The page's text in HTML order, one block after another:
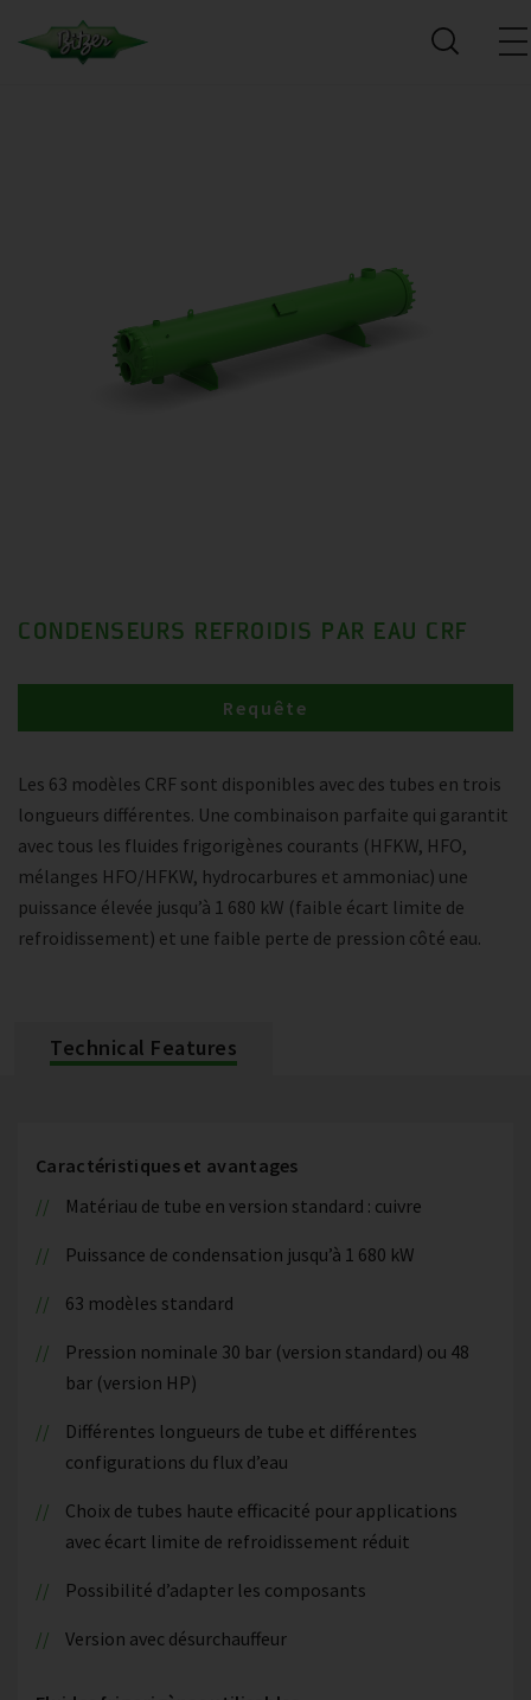
CONDENSEURS REFROIDIS PAR EAU CRF
Les 63 modèles CRF sont disponibles avec des tubes en trois
longueurs différentes. Une combinaison parfaite qui garantit
avec tous les fluides frigorigènes courants (HFKW, HFO,
mélanges HFO/HFKW, hydrocarbures et ammoniac) une
puissance élevée jusqu’à 1 680 kW (faible écart limite de
refroidissement) et une faible perte de pression côté eau.
Requête
Technical Features
Caractéristiques et avantages
Matériau de tube en version standard : cuivre
Puissance de condensation jusqu’à 1 680 kW
63 modèles standard
Pression nominale 30 bar (version standard) ou 48
bar (version HP)
Différentes longueurs de tube et différentes
configurations du flux d’eau
Choix de tubes haute efficacité pour applications
avec écart limite de refroidissement réduit
Possibilité d’adapter les composants
Version avec désurchauffeur